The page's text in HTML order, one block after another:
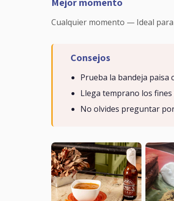
Cualquier momento — Ideal para
Consejos
Prueba la bandeja paisa
Llega temprano los
No olvides preguntar